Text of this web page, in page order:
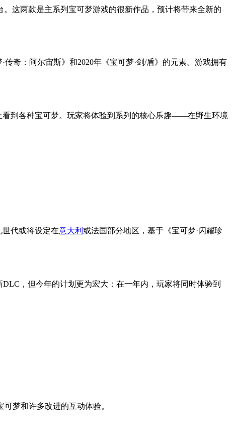
。这两款是主系列宝可梦游戏的很新作品，预计将带来全新的
奇：阿尔宙斯》和2020年《宝可梦·剑/盾》的元素。游戏拥有
看到各种宝可梦。玩家将体验到系列的核心乐趣——在野生环境
代或将设定在意大利 或法国部分地区，基于《宝可梦·闪耀珍
，但今年的计划更为宏大：在一年内，玩家将同时体验到
梦和许多改进的互动体验。